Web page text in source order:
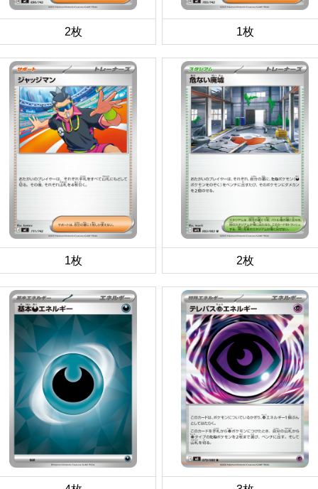
2枚 1枚
1枚 2枚